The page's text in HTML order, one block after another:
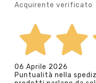
Acquirente verificato
06 Aprile 2026
Puntualità nella